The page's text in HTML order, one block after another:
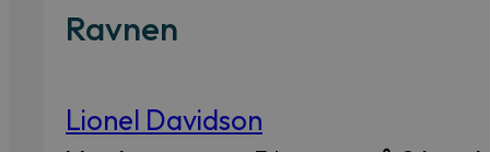
Krim
Roman
Ravnen
Lionel Davidson